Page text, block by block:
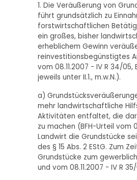
1. Die Veräußerung von
führt grundsätzlich zu
forstwirtschaftlichen
ein großes, bisher
erheblichem Gewinn
reinvestitionsbegünstigtes
vom 08.11.2007 - IV R 34/05,
jeweils unter II.1., m.w.N.).
a)
mehr landwirtschaftliche
Aktivitäten entfaltet, die
zu machen (BFH-Urteil vom
Landwirt die Grundstücke
des § 15 Abs. 2 EStG. Zum
Grundstücke zum
und vom 08.11.2007 - IV R